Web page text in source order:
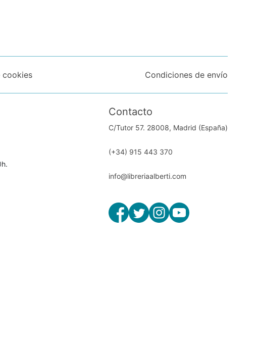
cookies Condiciones de envío
Contacto
C/Tutor 57. 28008, Madrid (España)
(+34) 915 443 370
info@libreriaalberti.com